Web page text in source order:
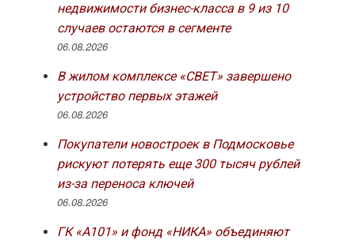
недвижимости бизнес-класса в 9 из 10
случаев остаются в сегменте
06.08.2026
В жилом комплексе «СВЕТ» завершено
устройство первых этажей
06.08.2026
Покупатели новостроек в Подмосковье
рискуют потерять еще 300 тысяч рублей
из-за переноса ключей
06.08.2026
ГК «А101» и фонд «НИКА» объединяют